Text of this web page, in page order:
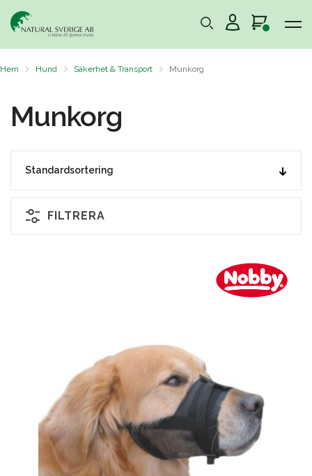
Hem Hund Säkerhet & Transport Munkorg
Munkorg
FILTRERA